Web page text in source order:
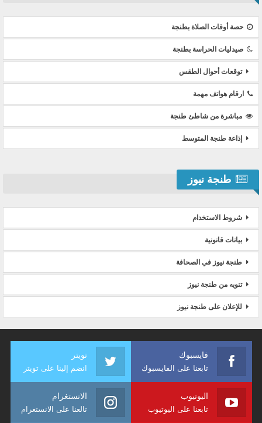
حصة أوقات الصلاة بطنجة
صيدليات الحراسة بطنجة
توقعات أحوال الطقس
ارقام هواتف مهمة
مباشرة من شاطئ طنجة
إذاعة طنجة المتوسط
طنجة نيوز
شروط الاستخدام
بيانات قانونية
طنجة نيوز في الصحافة
تنويه من طنجة نيوز
للإعلان على طنجة نيوز
فايسبوك
تابعنا على الفايسبوك
تويتر
انضم إلينا على تويتر
اليوتيوب
تابعنا على اليوتيوب
الانستغرام
تالعنا على الانستغرام